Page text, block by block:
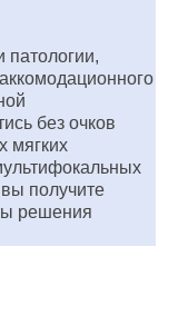
патологии,
без очков
мягких
вы получите
решения